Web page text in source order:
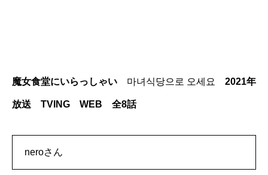
魔女食堂にいらっしゃい 마녀식당으로 오세요 2021年
放送 TVING WEB 全8話
neroさん